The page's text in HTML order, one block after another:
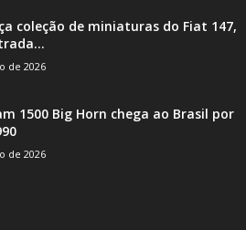
coleção de miniaturas do Fiat 147,
de 2026
1500 Big Horn chega ao Brasil por
de 2026